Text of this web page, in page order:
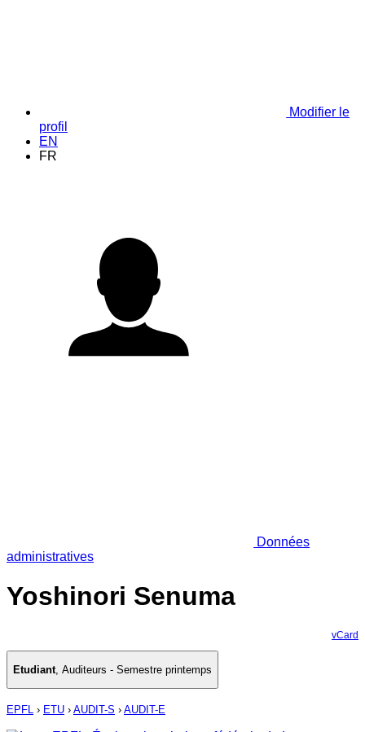
Modifier le
profil
EN
FR
Données
administratives
Yoshinori Senuma
vCard
Etudiant, Auditeurs - Semestre printemps
EPFL › ETU › AUDIT-S › AUDIT-E